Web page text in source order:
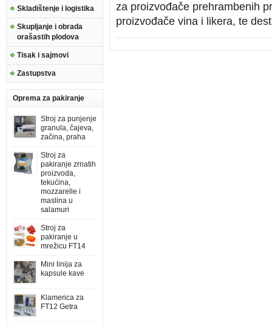
Skladištenje i logistika
Skupljanje i obrada
orašastih plodova
Tisak i sajmovi
Zastupstva
Oprema za pakiranje
Stroj za punjenje
granula, čajeva,
začina, praha
Stroj za
pakiranje zrnatih
proizvoda,
tekućina,
mozzarelle i
maslina u
salamuri
Stroj za
pakiranje u
mrežicu FT14
Mini linija za
kapsule kave
Klamerica za
FT12 Getra
za proizvođače prehrambenih
proizvođače vina i likera, te